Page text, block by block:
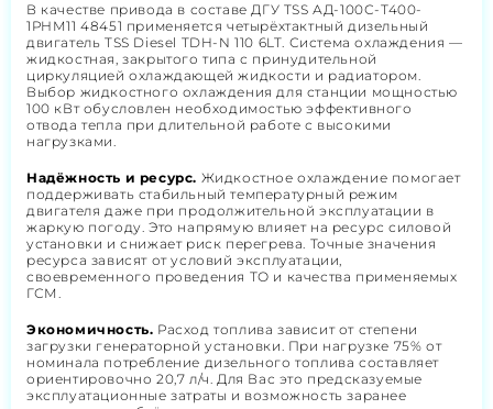
В качестве привода в составе ДГУ TSS АД-100С-Т400-
1РНМ11 48451 применяется четырёхтактный дизельный
двигатель TSS Diesel TDH-N 110 6LT. Система охлаждения —
жидкостная, закрытого типа с принудительной
циркуляцией охлаждающей жидкости и радиатором.
Выбор жидкостного охлаждения для станции мощностью
100 кВт обусловлен необходимостью эффективного
отвода тепла при длительной работе с высокими
нагрузками.
Надёжность и ресурс. Жидкостное охлаждение помогает
поддерживать стабильный температурный режим
двигателя даже при продолжительной эксплуатации в
жаркую погоду. Это напрямую влияет на ресурс силовой
установки и снижает риск перегрева. Точные значения
ресурса зависят от условий эксплуатации,
своевременного проведения ТО и качества применяемых
ГСМ.
Экономичность. Расход топлива зависит от степени
загрузки генераторной установки. При нагрузке 75% от
номинала потребление дизельного топлива составляет
ориентировочно 20,7 л/ч. Для Вас это предсказуемые
эксплуатационные затраты и возможность заранее